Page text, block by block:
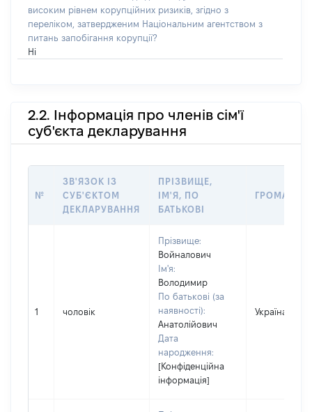
високим рівнем корупційних ризиків, згідно з
переліком, затвердженим Національним агентством з
питань запобігання корупції?
Ні
2.2. Інформація про членів сім'ї
суб'єкта декларування
№
ЗВ'ЯЗОК ІЗ
СУБ'ЄКТОМ
ДЕКЛАРУВАННЯ
ПРІЗВИЩЕ,
ІМ'Я, ПО
БАТЬКОВІ
1 чоловік
Прізвище:
Войналович
Ім'я:
Володимир
По батькові (за
наявності):
Анатолійович
Дата
народження:
[Конфіденційна
інформація]
Україна